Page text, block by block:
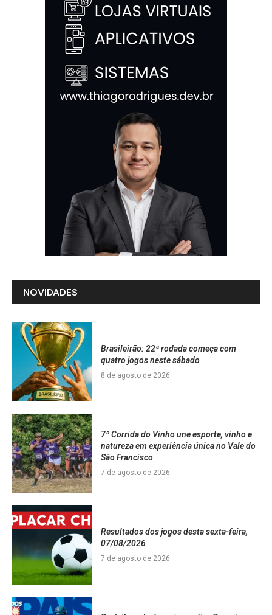
NOVIDADES
Brasileirão: 22ª rodada começa com
quatro jogos neste sábado
8 de agosto de 2026
7ª Corrida do Vinho une esporte, vinho e
natureza em experiência única no Vale do
São Francisco
7 de agosto de 2026
Resultados dos jogos desta sexta-feira,
07/08/2026
7 de agosto de 2026